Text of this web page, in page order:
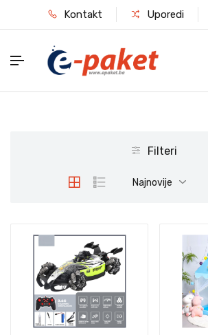
Kontakt Uporedi
Filteri
Najnovije